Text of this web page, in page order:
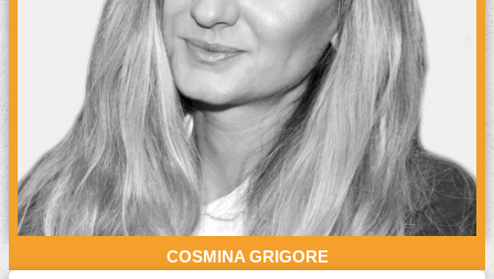
COSMINA GRIGORE